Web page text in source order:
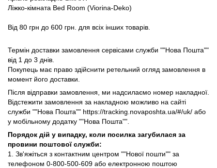
Ліжко-кімната Bed Room (Viorina-Deko)
Від 80 грн до 600 грн. для всіх інших товарів.
Термін доставки замовлення сервісами служби ""Нова Пошта""
від 1 до 3 днів.
Покупець має право здійснити ретельний огляд замовлення в
момент його доставки.
Після відправки замовлення, ми надсилаємо номер накладної.
Відстежити замовлення за накладною можливо на сайті
служби ""Нова Пошта"" https://tracking.novaposhta.ua/#/uk/ або
у мобільному додатку ""Нова Пошта"".
Порядок дій у випадку, коли посилка загубилася за
провини поштової служби:
1. Зв'яжіться з контактним центром ""Нової пошти"" за
телефоном 0-800-500-609 або електронною поштою